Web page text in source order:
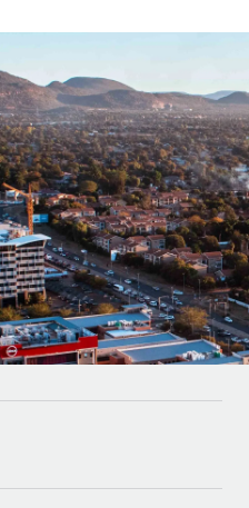
託
ームレスに統合する
能を内蔵
ゆるAIツールをRemoteに接続
して業務プロセスを効率化す
なグローバルHR・給与処理ソ
ーションでチームを拡大する
ナー
自社プラットフォームへ統合
通貨オプションと支払スピー
ート
ン